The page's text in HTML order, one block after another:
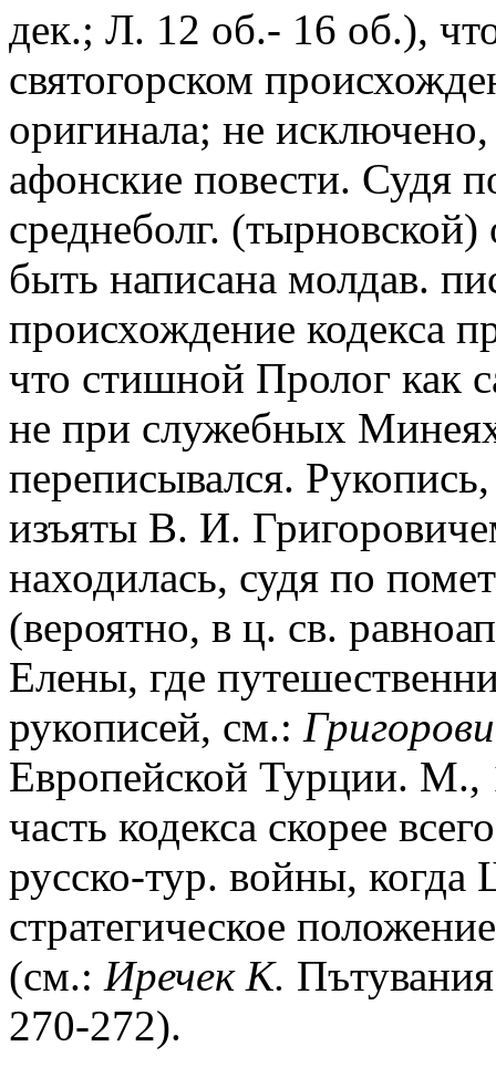
дек.; Л. 12 об.- 16 об.),
святогорском
оригинала; не
афонские повести. Судя
среднеболг.
быть написана молдав.
происхождение кодекса
что стишной Пролог как
не при служебных
переписывался.
изъяты В. И.
находилась, судя по
(вероятно, в ц. св.
Елены, где
рукописей, см.:
Европейской Турции. М.,
часть кодекса скорее
русско-тур. войны,
стратегическое
(см.: Иречек К.
270-272).